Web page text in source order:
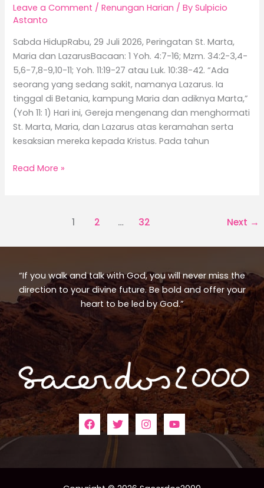
Leave a Comment /Renungan Harian / BySulpicio
Astanto
Sabda HidupRabu, 29 Juli 2026, Peringatan St. Marta,
Maria dan LazarusBacaan: 1 Yoh. 4:7-16; Mzm. 34:2-3,4-
5,6-7,8-9,10-11; Yoh. 11:19-27 atau Luk. 10:38-42. “Ada
seorang yang sedang sakit, namanya Lazarus. Ia
tinggal di Betania, kampung Maria dan adiknya Marta,”
(Yoh 11: 1) Hari ini, Gereja mengenang dan menghormati
St. Marta, Maria, dan Lazarus atas keramahan serta
kesaksian mereka kepada Kristus. Pada tahun
Read More »
1 2 … 32 Next →
“If you walk and talk with God, you will never miss the
direction to your divine future. Be bold and offer your
heart to be led by God.”